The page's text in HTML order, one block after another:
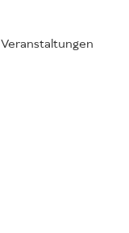
Veranstaltungen